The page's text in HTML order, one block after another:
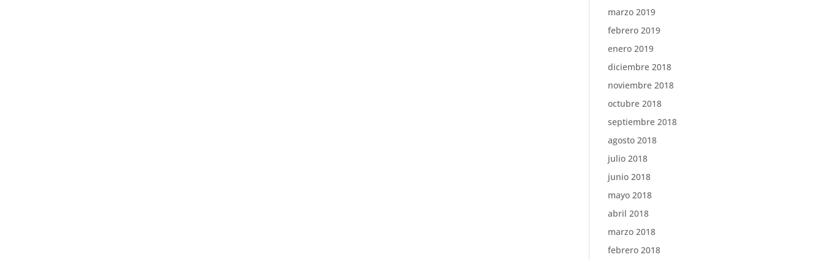
marzo 2019
febrero 2019
enero 2019
diciembre 2018
noviembre 2018
octubre 2018
septiembre 2018
agosto 2018
julio 2018
junio 2018
mayo 2018
abril 2018
marzo 2018
febrero 2018